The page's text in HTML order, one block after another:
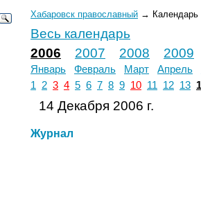
Хабаровск православный → Календарь
Весь календарь
2006
2007 2008 2009
Январь Февраль Март Апрель
1
2 3 4 5 6 7 8 9 10 11 12 13
14 Декабря 2006 г.
Журнал